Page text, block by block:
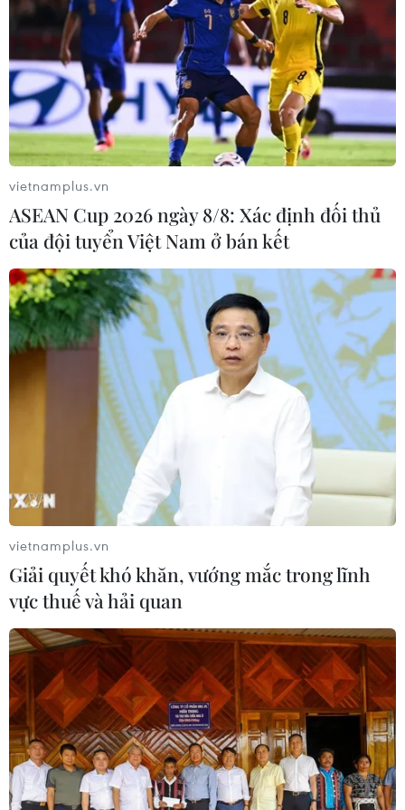
#Haiti #làn sóng bạo lực mới
#Nhà tù Quốc gia Haiti
#tù nhân
Haiti
Theo dõi VietnamPlus
TIN LIÊN QUAN
vietnamplus.vn
ASEAN Cup 2026 ngày 8/8: Xác định đối thủ
của đội tuyển Việt Nam ở bán kết
vietnamplus.vn
Giải quyết khó khăn, vướng mắc trong lĩnh
vực thuế và hải quan